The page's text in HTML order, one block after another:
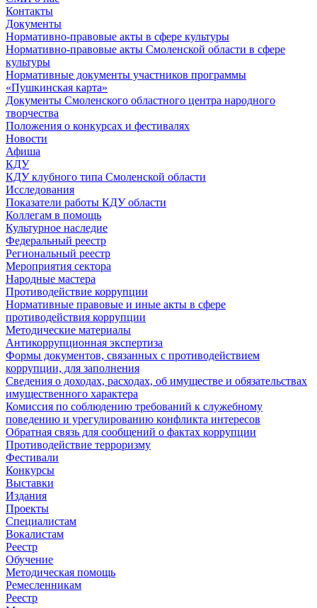
Контакты
Документы
Нормативно-правовые акты в сфере культуры
Нормативно-правовые акты Смоленской области в сфере
культуры
Нормативные документы участников программы
«Пушкинская карта»
Документы Смоленского областного центра народного
творчества
Положения о конкурсах и фестивалях
Новости
Афиша
КДУ
КДУ клубного типа Смоленской области
Исследования
Показатели работы КДУ области
Коллегам в помощь
Культурное наследие
Федеральный реестр
Региональный реестр
Мероприятия сектора
Народные мастера
Противодействие коррупции
Нормативные правовые и иные акты в сфере
противодействия коррупции
Методические материалы
Антикоррупционная экспертиза
Формы документов, связанных с противодействием
коррупции, для заполнения
Сведения о доходах, расходах, об имуществе и обязательствах
имущественного характера
Комиссия по соблюдению требований к служебному
поведению и урегулированию конфликта интересов
Обратная связь для сообщений о фактах коррупции
Противодействие терроризму
Фестивали
Конкурсы
Выставки
Издания
Проекты
Специалистам
Вокалистам
Реестр
Обучение
Методическая помощь
Ремесленникам
Реестр